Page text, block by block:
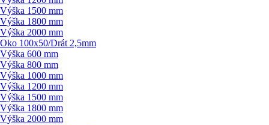
Výška 1500 mm
Výška 1800 mm
Výška 2000 mm
Oko 100x50/Drát 2,5mm
Výška 600 mm
Výška 800 mm
Výška 1000 mm
Výška 1200 mm
Výška 1500 mm
Výška 1800 mm
Výška 2000 mm